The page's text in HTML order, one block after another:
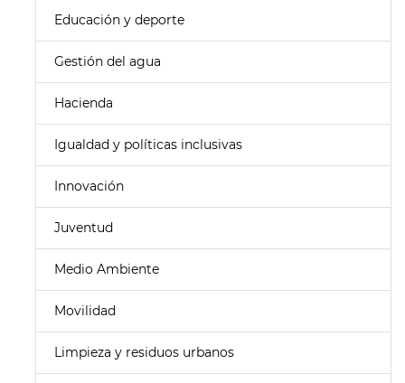
Educación y deporte
Gestión del agua
Hacienda
Igualdad y políticas inclusivas
Innovación
Juventud
Medio Ambiente
Movilidad
Limpieza y residuos urbanos